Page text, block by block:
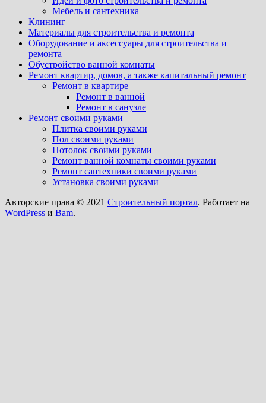
Мебель и сантехника
Клининг
Материалы для строительства и ремонта
Оборудование и аксессуары для строительства и
ремонта
Обустройство ванной комнаты
Ремонт квартир, домов, а также капитальный ремонт
Ремонт в квартире
Ремонт в ванной
Ремонт в санузле
Ремонт своими руками
Плитка своими руками
Пол своими руками
Потолок своими руками
Ремонт ванной комнаты своими руками
Ремонт сантехники своими руками
Установка своими руками
Авторские права © 2021 Строительный портал. Работает на
WordPress и Bam.